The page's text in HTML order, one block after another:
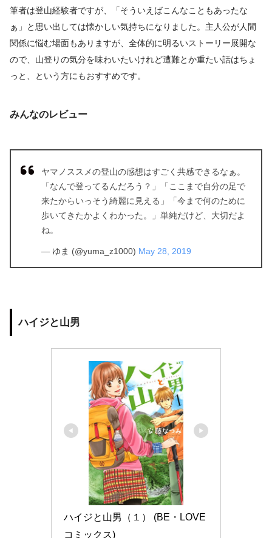
筆者は登山経験者ですが、「そういえばこんなこともあったな
ぁ」と思い出しては懐かしい気持ちになりました。主人公が人間
関係に悩む場面もありますが、全体的に明るいストーリー展開な
ので、山登りの気分を味わいたいけれど遭難とか重たい話はちょ
っと、という方にもおすすめです。
みんなのレビュー
ヤマノススメの登山の感想はすごく共感できるなぁ。
「なんで登ってるんだろう？」「ここまで自分の足で
来たからいっそう綺麗に見える」「今まで何のために
歩いてきたかよくわかった。」単純だけど、大切だよ
ね。
— ゆま (@yuma_z1000) May 28, 2019
ハイジと山男
ハイジと山男（１） (BE・LOVE
コミックス)